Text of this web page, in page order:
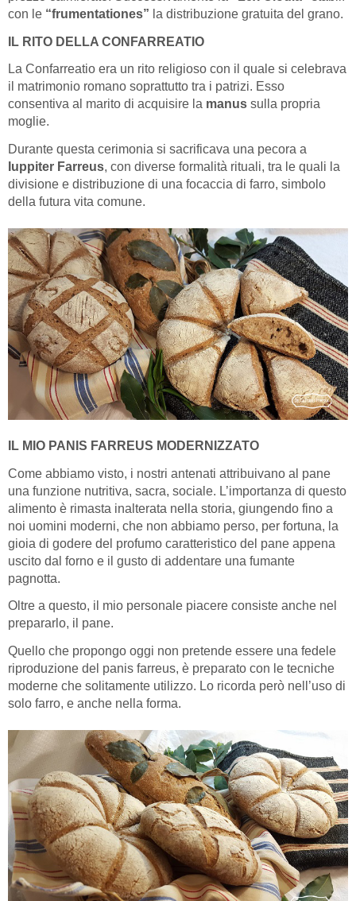
con le “frumentationes” la distribuzione gratuita del grano.
IL RITO DELLA CONFARREATIO
La Confarreatio era un rito religioso con il quale si celebrava
il matrimonio romano soprattutto tra i patrizi. Esso
consentiva al marito di acquisire la manus sulla propria
moglie.
Durante questa cerimonia si sacrificava una pecora a
Iuppiter Farreus, con diverse formalità rituali, tra le quali la
divisione e distribuzione di una focaccia di farro, simbolo
della futura vita comune.
IL MIO PANIS FARREUS MODERNIZZATO
Come abbiamo visto, i nostri antenati attribuivano al pane
una funzione nutritiva, sacra, sociale. L’importanza di questo
alimento è rimasta inalterata nella storia, giungendo fino a
noi uomini moderni, che non abbiamo perso, per fortuna, la
gioia di godere del profumo caratteristico del pane appena
uscito dal forno e il gusto di addentare una fumante
pagnotta.
Oltre a questo, il mio personale piacere consiste anche nel
prepararlo, il pane.
Quello che propongo oggi non pretende essere una fedele
riproduzione del panis farreus, è preparato con le tecniche
moderne che solitamente utilizzo. Lo ricorda però nell’uso di
solo farro, e anche nella forma.